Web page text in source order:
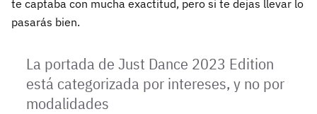
te captaba con mucha exactitud, pero si te dejas llevar lo
pasarás bien.
La portada de Just Dance 2023 Edition
está categorizada por intereses, y no por
modalidades